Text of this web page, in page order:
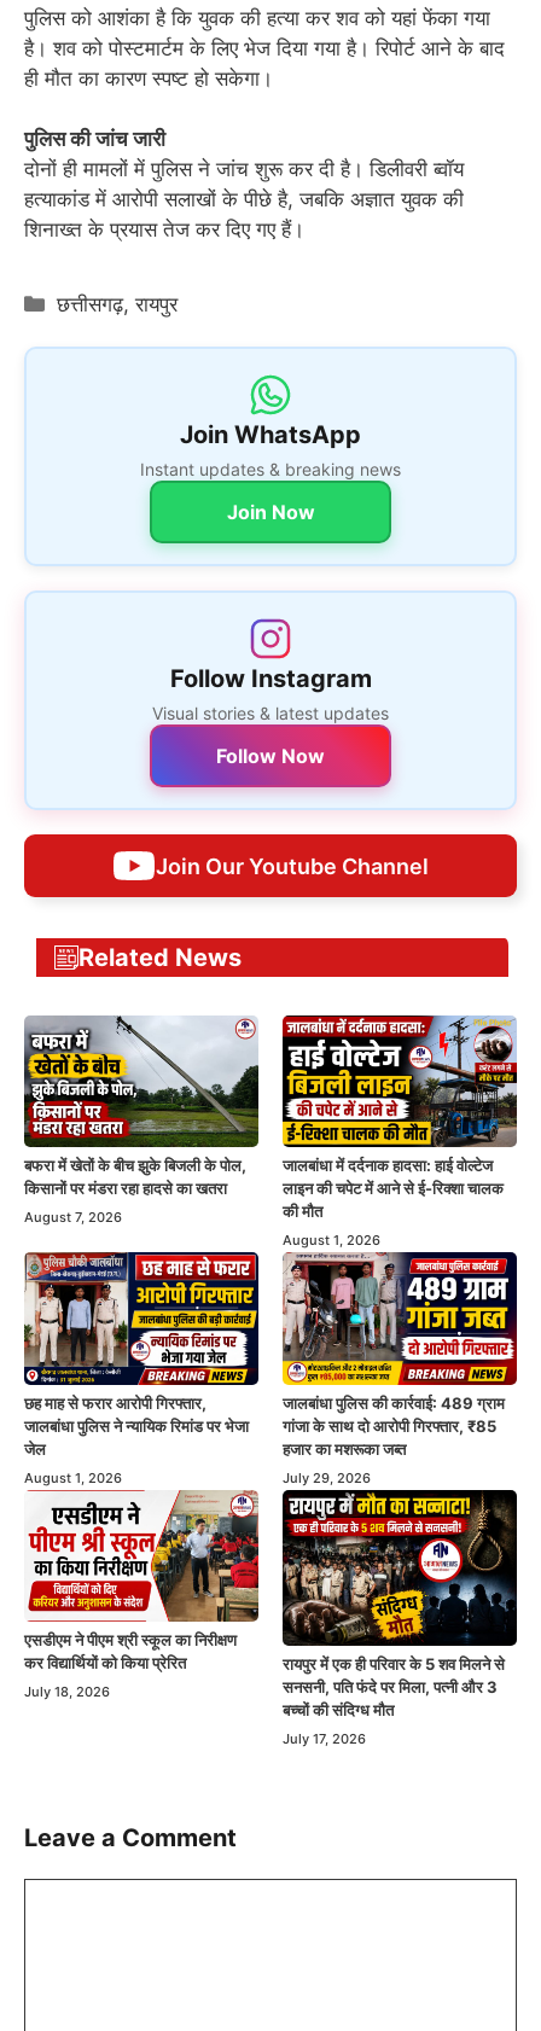
पुलिस को आशंका है कि युवक की हत्या कर शव को यहां फेंका गया
है। शव को पोस्टमार्टम के लिए भेज दिया गया है। रिपोर्ट आने के बाद
ही मौत का कारण स्पष्ट हो सकेगा।
पुलिस की जांच जारी
दोनों ही मामलों में पुलिस ने जांच शुरू कर दी है। डिलीवरी ब्वॉय
हत्याकांड में आरोपी सलाखों के पीछे है, जबकि अज्ञात युवक की
शिनाख्त के प्रयास तेज कर दिए गए हैं।
Categories
छत्तीसगढ़,रायपुर
Join WhatsApp
Instant updates & breaking news
Join Now
Follow Instagram
Visual stories & latest updates
Follow Now
Join Our Youtube Channel
Related News
बफरा में खेतों के बीच झुके बिजली के पोल,
किसानों पर मंडरा रहा हादसे का खतरा
August 7, 2026
जालबांधा में दर्दनाक हादसा: हाई वोल्टेज
लाइन की चपेट में आने से ई-रिक्शा चालक
की मौत
August 1, 2026
छह माह से फरार आरोपी गिरफ्तार,
जालबांधा पुलिस ने न्यायिक रिमांड पर भेजा
जेल
August 1, 2026
जालबांधा पुलिस की कार्रवाई: 489 ग्राम
गांजा के साथ दो आरोपी गिरफ्तार, ₹85
हजार का मशरूका जब्त
July 29, 2026
एसडीएम ने पीएम श्री स्कूल का निरीक्षण
कर विद्यार्थियों को किया प्रेरित
July 18, 2026
रायपुर में एक ही परिवार के 5 शव मिलने से
सनसनी, पति फंदे पर मिला, पत्नी और 3
बच्चों की संदिग्ध मौत
July 17, 2026
Leave a Comment